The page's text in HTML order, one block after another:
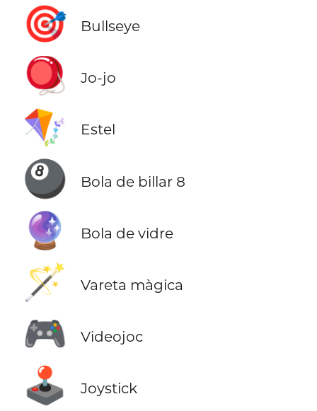
🎯 Bullseye
🪀 Jo-jo
🪁 Estel
🎱 Bola de billar 8
🔮 Bola de vidre
🪄 Vareta màgica
🎮 Videojoc
🕹️ Joystick